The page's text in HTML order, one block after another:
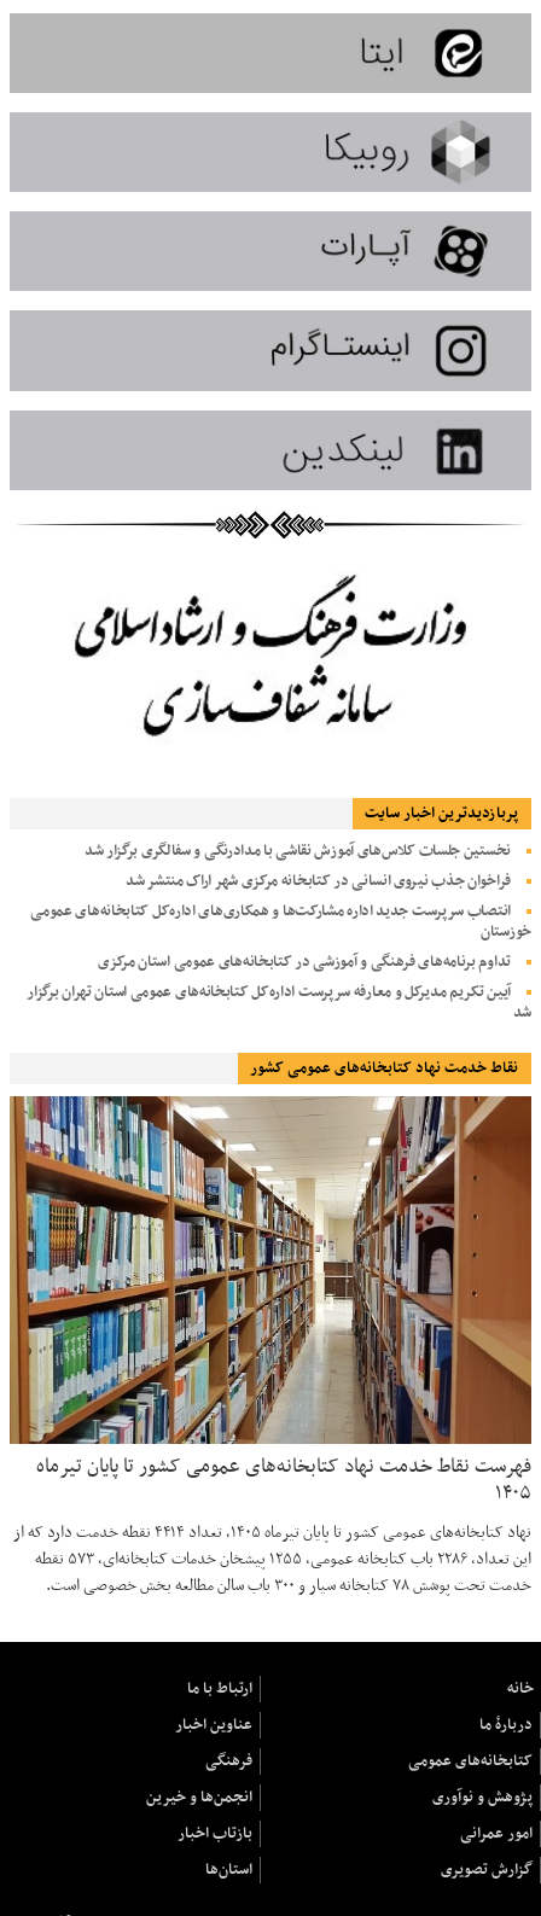
پربازديدترين اخبار سایت
نخستین جلسات کلاس‌های آموزش نقاشی با مدادرنگی و سفالگری برگزار شد
فراخوان جذب نیروی انسانی در کتابخانه مرکزی شهر اراک منتشر شد
انتصاب سرپرست جدید اداره مشارکت‌ها و همکاری‌های اداره‌کل کتابخانه‌های عمومی
خوزستان
تداوم برنامه‌های فرهنگی و آموزشی در کتابخانه‌های عمومی استان مرکزی
آیین تکریم مدیرکل و معارفه سرپرست اداره‌کل کتابخانه‌های عمومی استان تهران برگزار
شد
نقاط خدمت نهاد کتابخانه‌های عمومی کشور
فهرست نقاط خدمت نهاد کتابخانه‌های عمومی کشور تا پایان تیرماه
۱۴۰۵
نهاد کتابخانه‌های عمومی کشور تا پایان تیرماه ۱۴۰۵، تعداد ۴۴۱۴ نقطه خدمت دارد که از
این تعداد، ۲۲۸۶ باب کتابخانه عمومی، ۱۲۵۵ پیشخان خدمات کتابخانه‌ای، ۵۷۳ نقطه
خدمت تحت پوشش ۷۸ کتابخانه سیار و ۳۰۰ باب سالن مطالعه بخش خصوصی است.
خانه
ارتباط با ما
دربارهٔ ما
عناوین اخبار
کتابخانه‌های عمومی
فرهنگی
پژوهش و نوآوری
انجمن‌ها و خیرین
امور عمرانی
بازتاب اخبار
گزارش تصویری
استان‌ها